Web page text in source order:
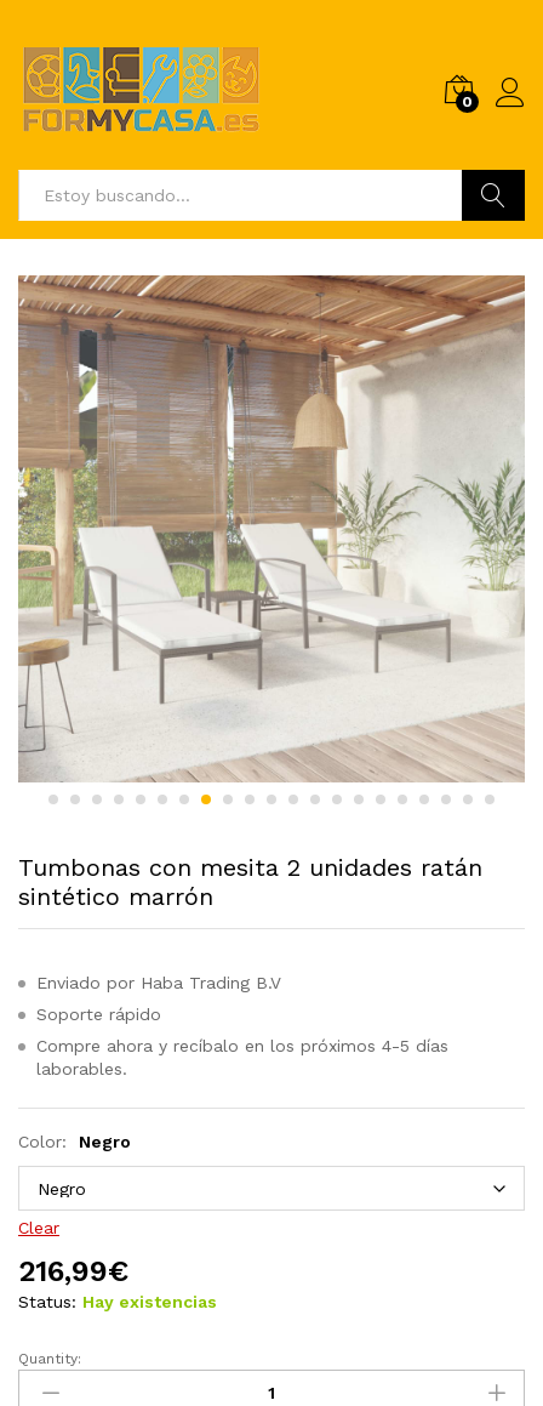
0
Tumbonas con mesita 2 unidades ratán
sintético marrón
Enviado por Haba Trading B.V
Soporte rápido
Compre ahora y recíbalo en los próximos 4-5 días
laborables.
Color: Negro
Clear
216,99€
Status: Hay existencias
Tumbonas
con
Quantity: